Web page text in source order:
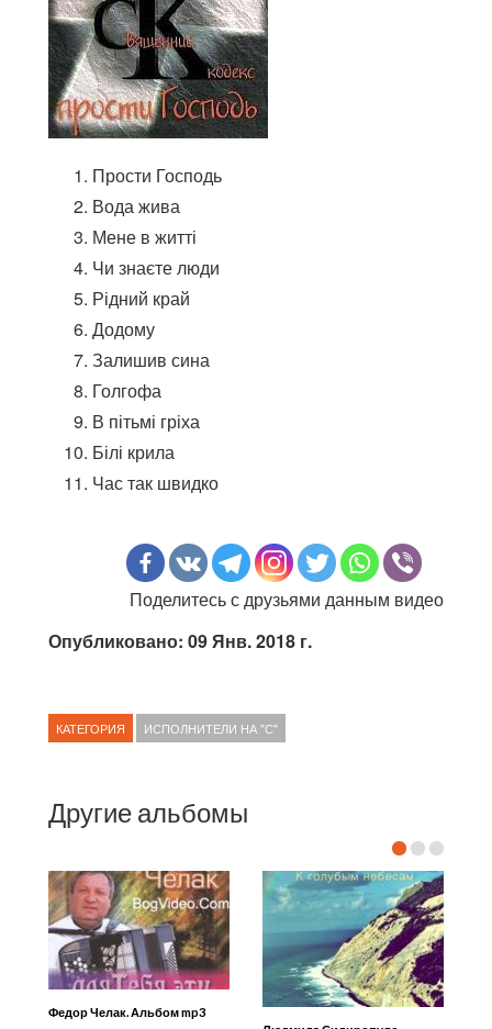
Прости Господь
Вода жива
Мене в житті
Чи знаєте люди
Рідний край
Додому
Залишив сина
Голгофа
В пітьмі гріха
Білі крила
Час так швидко
Поделитесь с друзьями данным видео
Опубликовано: 09 Янв. 2018 г.
КАТЕГОРИЯ ИСПОЛНИТЕЛИ НА "С"
Другие альбомы
Федор Челак. Альбом mp3